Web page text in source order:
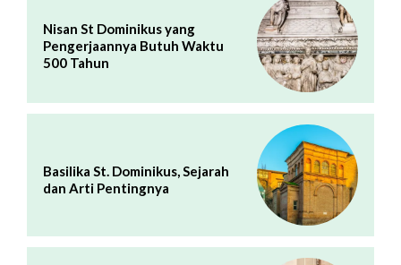
Nisan St Dominikus yang
Pengerjaannya Butuh Waktu
500 Tahun
Basilika St. Dominikus, Sejarah
dan Arti Pentingnya